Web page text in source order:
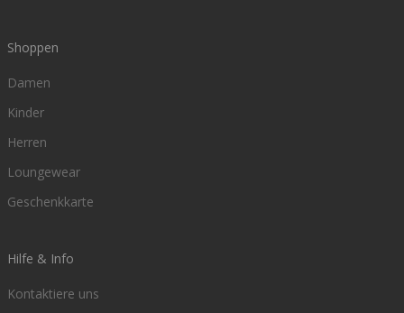
Shoppen
Damen
Kinder
Herren
Loungewear
Geschenkkarte
Hilfe & Info
Kontaktiere uns